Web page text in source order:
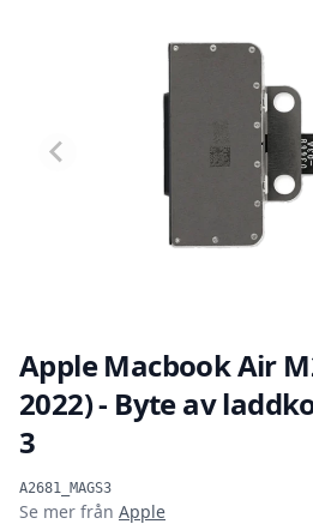
Apple Macbook Air
2022) - Byte av
3
A2681_MAGS3
Produktinformation
Se mer från Apple